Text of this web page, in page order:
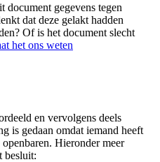
document gegevens tegen
dat deze gelakt hadden
Of is het document slecht
het ons weten
en vervolgens deels
is gedaan omdat iemand heeft
Hieronder meer
besluit: